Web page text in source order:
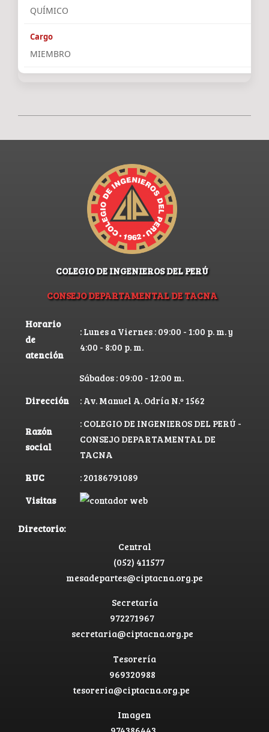
QUÍMICO
MIEMBRO
COLEGIO DE INGENIEROS DEL PERÚ
CONSEJO DEPARTAMENTAL DE TACNA
Horario
de
atención
: Lunes a Viernes : 09:00 - 1:00 p. m. y
4:00 - 8:00 p. m.
Sábados : 09:00 - 12:00 m.
Dirección
: Av. Manuel A. Odría N.º 1562
Razón
social
: COLEGIO DE INGENIEROS DEL PERÚ -
CONSEJO DEPARTAMENTAL DE
TACNA
RUC
: 20186791089
Visitas
Directorio:
Central
(052) 411577
mesadepartes@ciptacna.org.pe
Secretaría
972271967
secretaria@ciptacna.org.pe
Tesorería
969320988
tesoreria@ciptacna.org.pe
Imagen